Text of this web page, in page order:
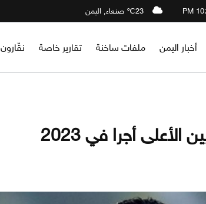
23℃ صنعاء, اليمن
أخبار اليمن ملفات ساخنة تقارير خاصة نقّارون
أجرا في 2023